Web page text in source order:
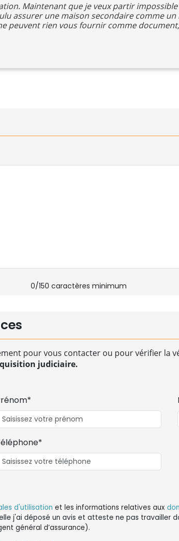
Maintenant que je veux partir
assurer une maison secondaire comme
peuvent rien vous fournir comme
0/150 caractères minimum
pour vous contacter ou pour vérifier la
judiciaire.
d'utilisation et les informations relatives aux
j'ai déposé un avis et atteste ne pas travailler
général d’assurance).